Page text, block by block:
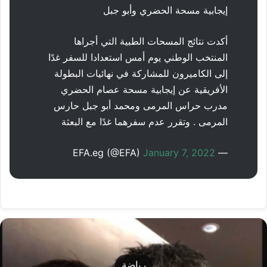
إيجابية مسحة الحضري وأبو جبل
أكدت نتائج المسحات الطبية التي أجراها
المنتخب الوطني يوم أمس استعدادا للسفر غدًا
إلى الكاميرون للمشاركة في نهائيات البطولة
الأفريقية عن إيجابية مسحة عصام الحضري
مدرب حراس المرمى ومحمد أبو جبل حارس
المرمى . وتقرر عدم سفرهما غدًا مع البعثة
— EFA.eg (@EFA)
January 7, 2022